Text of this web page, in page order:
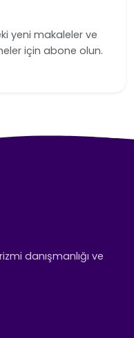
yeni makaleler ve
için abone olun.
danışmanlığı ve